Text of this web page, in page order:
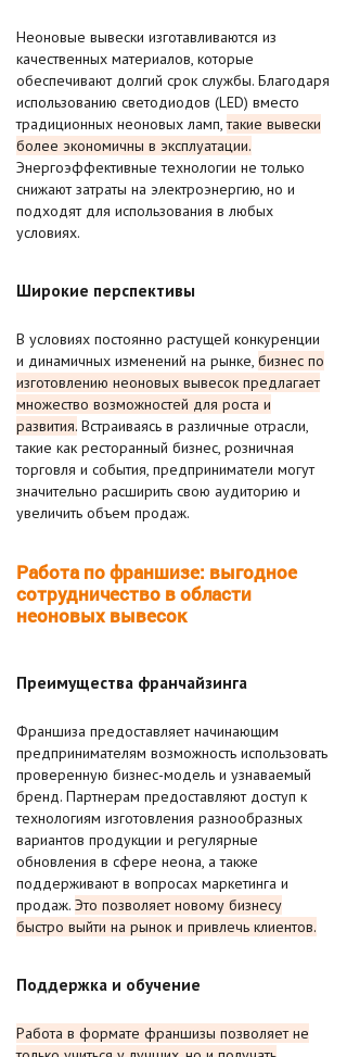
Неоновые вывески изготавливаются из
качественных материалов, которые
обеспечивают долгий срок службы. Благодаря
использованию светодиодов (LED) вместо
традиционных неоновых ламп,такие вывески
более экономичны в эксплуатации.
Энергоэффективные технологии не только
снижают затраты на электроэнергию, но и
подходят для использования в любых
условиях.
Широкие перспективы
В условиях постоянно растущей конкуренции
и динамичных изменений на рынке, бизнес по
изготовлению неоновых вывесок предлагает
множество возможностей для роста и
развития. Встраиваясь в различные отрасли,
такие как ресторанный бизнес, розничная
торговля и события, предприниматели могут
значительно расширить свою аудиторию и
увеличить объем продаж.
Работа по франшизе: выгодное
сотрудничество в области
неоновых вывесок
Преимущества франчайзинга
Франшиза предоставляет начинающим
предпринимателям возможность использовать
проверенную бизнес-модель и узнаваемый
бренд. Партнерам предоставляют доступ к
технологиям изготовления разнообразных
вариантов продукции и регулярные
обновления в сфере неона, а также
поддерживают в вопросах маркетинга и
продаж. Это позволяет новому бизнесу
быстро выйти на рынок и привлечь клиентов.
Поддержка и обучение
Работа в формате франшизы позволяет не